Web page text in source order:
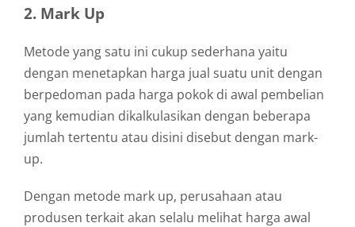
2. Mark Up
Metode yang satu ini cukup sederhana yaitu
dengan menetapkan harga jual suatu unit dengan
berpedoman pada harga pokok di awal pembelian
yang kemudian dikalkulasikan dengan beberapa
jumlah tertentu atau disini disebut dengan mark-
up.
Dengan metode mark up, perusahaan atau
produsen terkait akan selalu melihat harga awal